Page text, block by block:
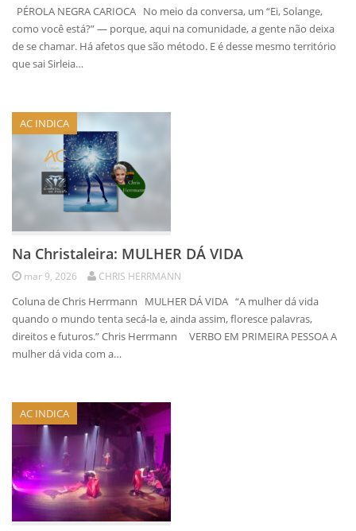
PÉROLA NEGRA CARIOCA No meio da conversa, um “Ei, Solange,
como você está?” — porque, aqui na comunidade, a gente não deixa
de se chamar. Há afetos que são método. E é desse mesmo território
que sai Sirleia…
AC INDICA
Na Christaleira: MULHER DÁ VIDA
mar 9, 2026 CHRIS HERRMANN
Coluna de Chris Herrmann MULHER DÁ VIDA “A mulher dá vida
quando o mundo tenta secá-la e, ainda assim, floresce palavras,
direitos e futuros.” Chris Herrmann VERBO EM PRIMEIRA PESSOA A
mulher dá vida com a…
AC INDICA